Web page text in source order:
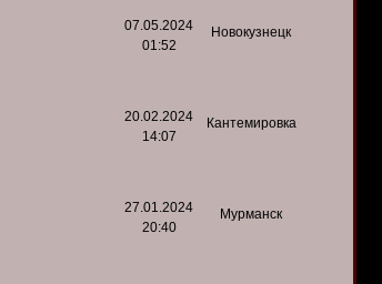
07.05.2024
01:52
Новокузнецк
20.02.2024
14:07
Кантемировка
27.01.2024
20:40
Мурманск